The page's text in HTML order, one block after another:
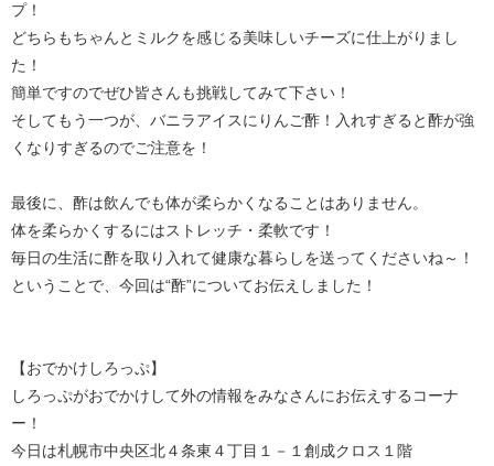
プ！
どちらもちゃんとミルクを感じる美味しいチーズに仕上がりまし
た！
簡単ですのでぜひ皆さんも挑戦してみて下さい！
そしてもう一つが、バニラアイスにりんご酢！入れすぎると酢が強
くなりすぎるのでご注意を！
最後に、酢は飲んでも体が柔らかくなることはありません。
体を柔らかくするにはストレッチ・柔軟です！
毎日の生活に酢を取り入れて健康な暮らしを送ってくださいね～！
ということで、今回は“酢”についてお伝えしました！
【おでかけしろっぷ】
しろっぷがおでかけして外の情報をみなさんにお伝えするコーナ
ー！
今日は札幌市中央区北４条東４丁目１－１創成クロス１階